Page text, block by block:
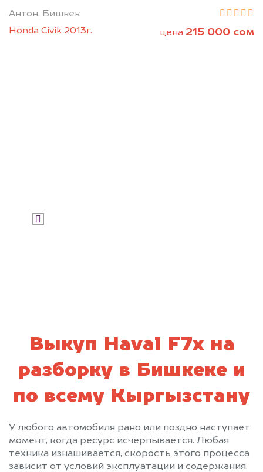
Антон, Бишкек
Honda Civik 2013г.
цена 215 000 сом
(505) 01-88-11
Выкуп Haval F7x на
разборку в Бишкеке и
по всему Кыргызстану
У любого автомобиля рано или поздно наступает
момент, когда ресурс исчерпывается. Любая
техника изнашивается, скорость этого процесса
зависит от условий эксплуатации и содержания.